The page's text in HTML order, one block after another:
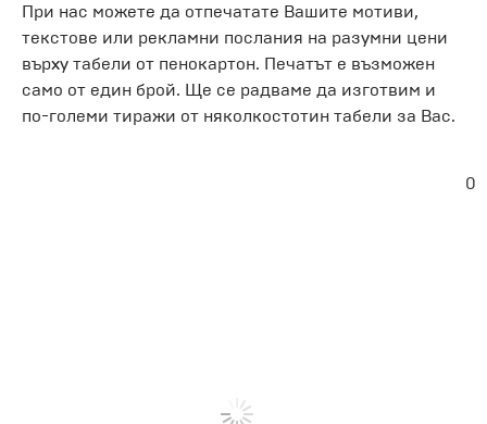
При нас можете да отпечатате Вашите мотиви,
текстове или рекламни послания на разумни цени
върху табели от пенокартон. Печатът е възможен
само от един брой. Ще се радваме да изготвим и
по-големи тиражи от няколкостотин табели за Вас.
0